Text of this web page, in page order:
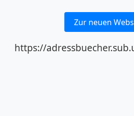
Zur neuen
https://